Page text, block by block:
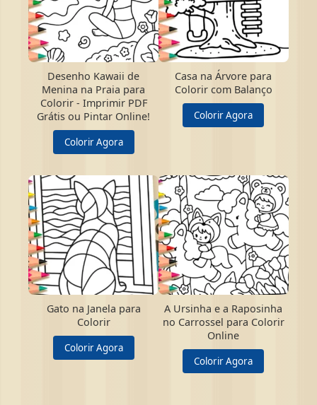
Desenho Kawaii de
Menina na Praia para
Colorir - Imprimir PDF
Grátis ou Pintar Online!
Colorir Agora
Casa na Árvore para
Colorir com Balanço
Colorir Agora
Gato na Janela para
Colorir
Colorir Agora
A Ursinha e a Raposinha
no Carrossel para Colorir
Online
Colorir Agora